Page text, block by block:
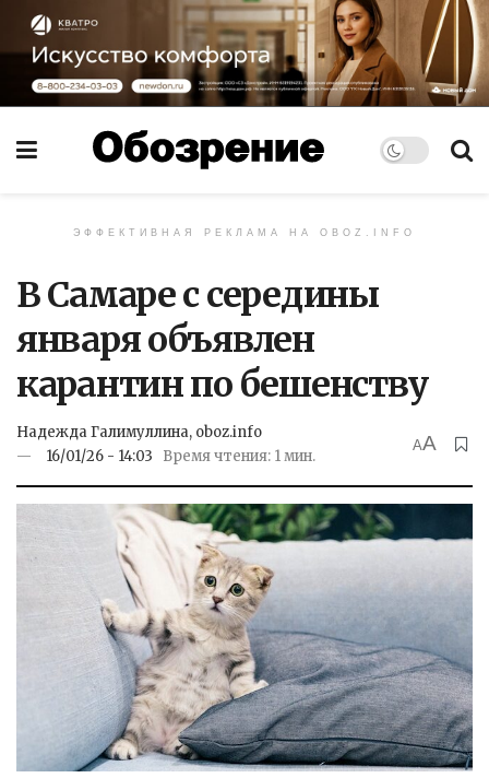
ЭФФЕКТИВНАЯ РЕКЛАМА НА OBOZ.INFO
В Самаре с середины
января объявлен
карантин по бешенству
Надежда Галимуллина, oboz.info
16/01/26 - 14:03
Время чтения: 1 мин.
AA